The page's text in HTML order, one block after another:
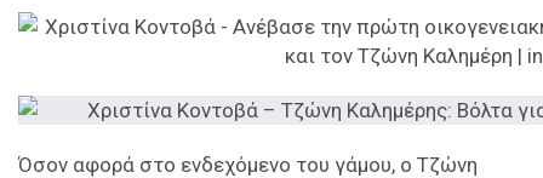
Όσον αφορά στο ενδεχόμενο του γάμου, ο Τζώνη